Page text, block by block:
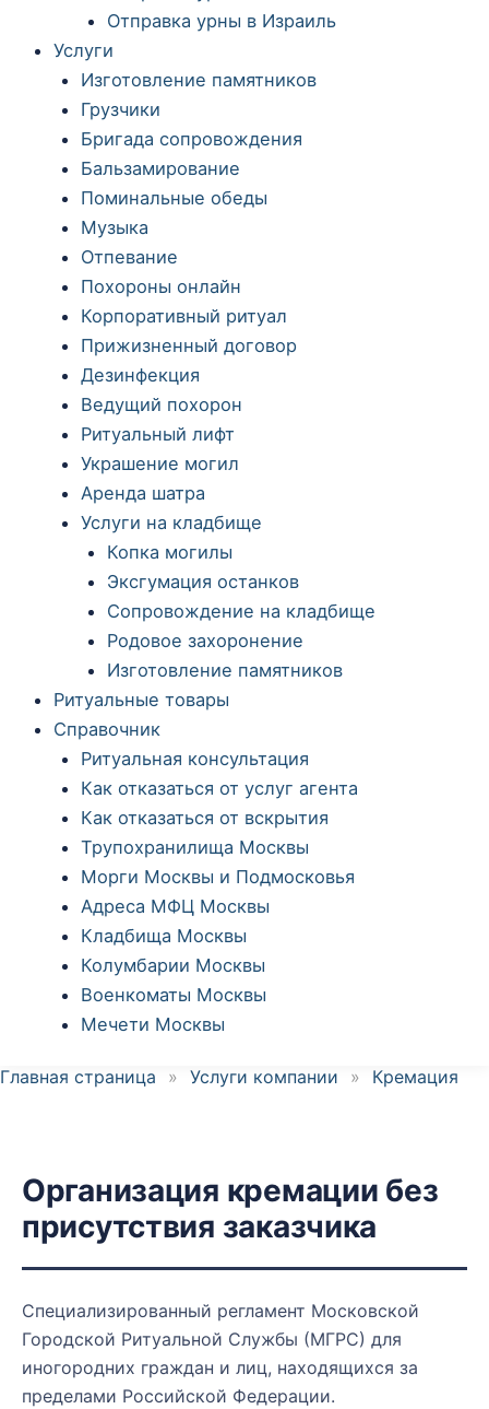
Отправка урны в Израиль
Услуги
Изготовление памятников
Грузчики
Бригада сопровождения
Бальзамирование
Поминальные обеды
Музыка
Отпевание
Похороны онлайн
Корпоративный ритуал
Прижизненный договор
Дезинфекция
Ведущий похорон
Ритуальный лифт
Украшение могил
Аренда шатра
Услуги на кладбище
Копка могилы
Эксгумация останков
Сопровождение на кладбище
Родовое захоронение
Изготовление памятников
Ритуальные товары
Справочник
Ритуальная консультация
Как отказаться от услуг агента
Как отказаться от вскрытия
Трупохранилища Москвы
Морги Москвы и Подмосковья
Адреса МФЦ Москвы
Кладбища Москвы
Колумбарии Москвы
Военкоматы Москвы
Мечети Москвы
Главная страница » Услуги компании » Кремация
Организация кремации без
присутствия заказчика
Специализированный регламент Московской
Городской Ритуальной Службы (МГРС) для
иногородних граждан и лиц, находящихся за
пределами Российской Федерации.